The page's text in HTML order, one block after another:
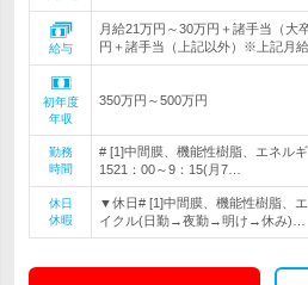
給与
月給21万円～30万円＋諸手当（大
円＋諸手当（上記以外）※上記月
初年度
年収
350万円～500万円
勤務
時間
# [1]中間膜、機能性樹脂、エネル
1521：00～9：15(月7…
休日
休暇
▼休日# [1]中間膜、機能性樹脂、
イクル(日勤→夜勤→明け→休み)…